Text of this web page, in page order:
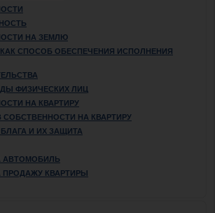
НА ЗЕМЛЮ
СПОСОБ ОБЕСПЕЧЕНИЯ ИСПОЛНЕНИЯ
ФИЗИЧЕСКИХ ЛИЦ
НА КВАРТИРУ
СОБСТВЕННОСТИ НА КВАРТИРУ
И ИХ ЗАЩИТА
АВТОМОБИЛЬ
ПРОДАЖУ КВАРТИРЫ